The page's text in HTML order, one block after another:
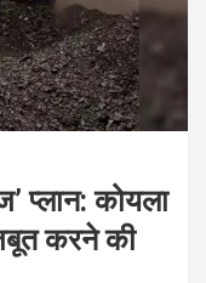
प्लान: कोयला
करने की